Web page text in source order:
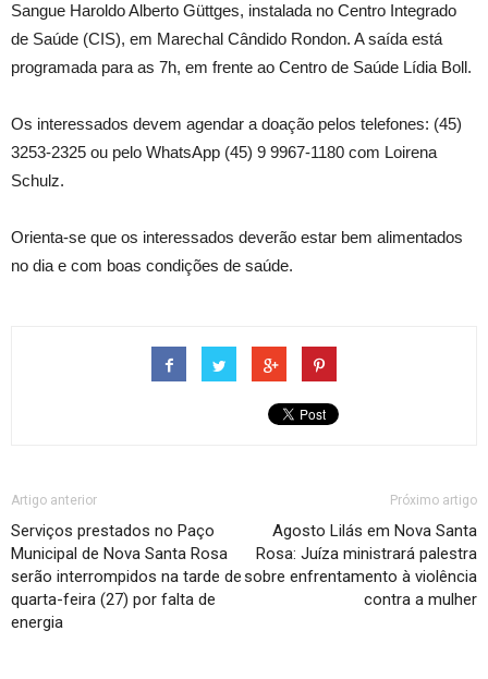
Sangue Haroldo Alberto Güttges, instalada no Centro Integrado
de Saúde (CIS), em Marechal Cândido Rondon. A saída está
programada para as 7h, em frente ao Centro de Saúde Lídia Boll.
Os interessados devem agendar a doação pelos telefones: (45)
3253-2325 ou pelo WhatsApp (45) 9 9967-1180 com Loirena
Schulz.
Orienta-se que os interessados deverão estar bem alimentados
no dia e com boas condições de saúde.
Artigo anterior
Serviços prestados no Paço
Municipal de Nova Santa Rosa
serão interrompidos na tarde de
quarta-feira (27) por falta de
energia
Próximo artigo
Agosto Lilás em Nova Santa
Rosa: Juíza ministrará palestra
sobre enfrentamento à violência
contra a mulher